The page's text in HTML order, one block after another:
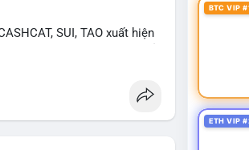
SUI, TAO xuất hiện
"short SPCX", và "đã
BIP-110 Bitcoin và SKR
BTC VIP
ETH VIP